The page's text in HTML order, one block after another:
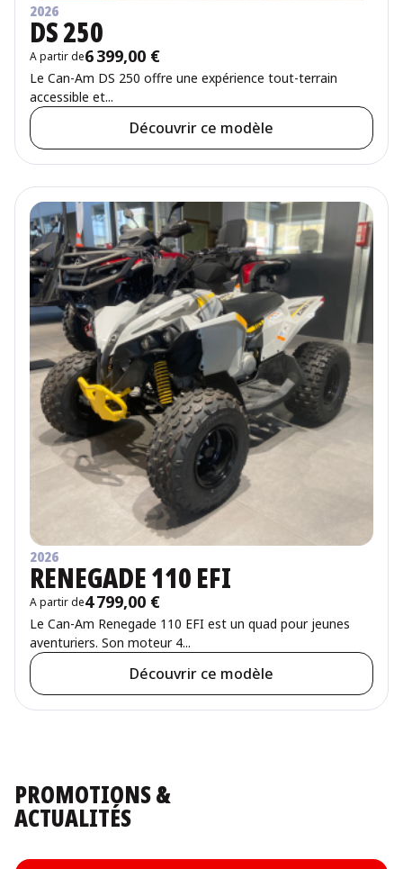
2026
DS 250
A partir de
Prix 6 399,00 €
Le Can-Am DS 250 offre une expérience tout-terrain
accessible et...
Découvrir ce modèle
2026
RENEGADE 110 EFI
A partir de
Prix 4 799,00 €
Le Can-Am Renegade 110 EFI est un quad pour jeunes
aventuriers. Son moteur 4...
Découvrir ce modèle
PROMOTIONS &
ACTUALITÉS